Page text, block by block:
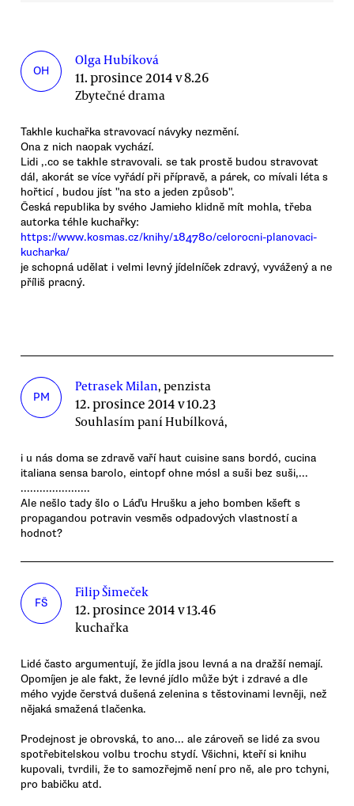
OH
Olga Hubíková
11. prosince 2014 v 8.26
Zbytečné drama
Takhle kuchařka stravovací návyky nezmění.
Ona z nich naopak vychází.
Lidi ,.co se takhle stravovali. se tak prostě budou stravovat
dál, akorát se více vyřádí při přípravě, a párek, co mívali léta s
hořticí , budou jíst "na sto a jeden způsob".
Česká republika by svého Jamieho klidně mít mohla, třeba
autorka téhle kuchařky:
https://www.kosmas.cz/knihy/184780/celorocni-planovaci-
kucharka/
je schopná udělat i velmi levný jídelníček zdravý, vyvážený a ne
příliš pracný.
PM
Petrasek Milan, penzista
12. prosince 2014 v 10.23
Souhlasím paní Hubílková,
i u nás doma se zdravě vaří haut cuisine sans bordó, cucina
italiana sensa barolo, eintopf ohne mósl a suši bez suši,...
......................
Ale nešlo tady šlo o Láďu Hrušku a jeho bomben kšeft s
propagandou potravin vesměs odpadových vlastností a
hodnot?
FŠ
Filip Šimeček
12. prosince 2014 v 13.46
kuchařka
Lidé často argumentují, že jídla jsou levná a na dražší nemají.
Opomíjen je ale fakt, že levné jídlo může být i zdravé a dle
mého vyjde čerstvá dušená zelenina s těstovinami levněji, než
nějaká smažená tlačenka.
Prodejnost je obrovská, to ano... ale zároveň se lidé za svou
spotřebitelskou volbu trochu stydí. Všichni, kteří si knihu
kupovali, tvrdili, že to samozřejmě není pro ně, ale pro tchyni,
pro babičku atd.